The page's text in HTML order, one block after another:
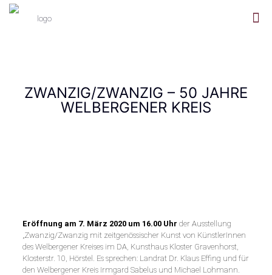
ZWANZIG/ZWANZIG – 50 JAHRE
WELBERGENER KREIS
Eröffnung am 7. März 2020 um 16.00 Uhr der Ausstellung
„Zwanzig/Zwanzig mit zeitgenössischer Kunst von KünstlerInnen
des Welbergener Kreises im DA, Kunsthaus Kloster Gravenhorst,
Klosterstr. 10, Hörstel. Es sprechen: Landrat Dr. Klaus Effing und für
den Welbergener Kreis Irmgard Sabelus und Michael Lohmann.